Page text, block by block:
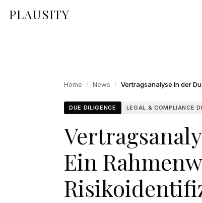
PLAUSITY
Home / News /
DUE DILIGENCE LEGAL & COMPLIANCE
Ein